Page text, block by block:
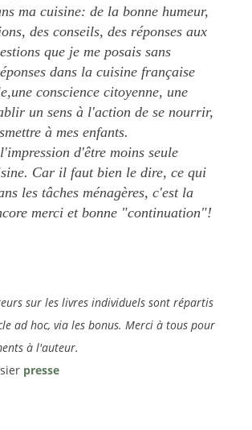
ma cuisine: de la bonne humeur,
des conseils, des réponses aux
que je me posais sans
dans la cuisine française
conscience citoyenne, une
un sens à l'action de se nourrir,
à mes enfants.
d'être moins seule
Car il faut bien le dire, ce qui
les tâches ménagères, c'est la
merci et bonne "continuation"!
sur les livres individuels sont répartis
ad hoc, via les bonus. Merci à tous pour
à l'auteur.
presse